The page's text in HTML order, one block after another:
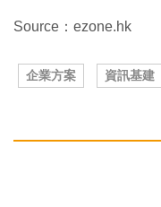
Source：ezone.hk
企業方案 資訊基建